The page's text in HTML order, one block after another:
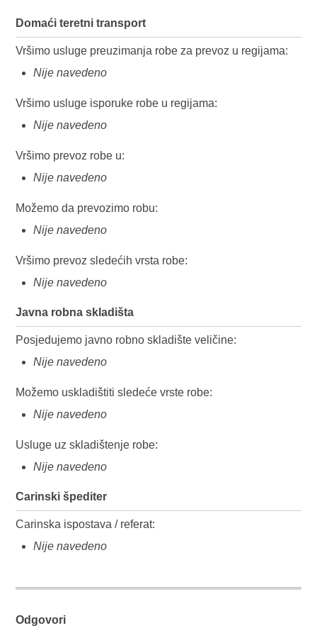
Domaći teretni transport
Vršimo usluge preuzimanja robe za prevoz u regijama:
Nije navedeno
Vršimo usluge isporuke robe u regijama:
Nije navedeno
Vršimo prevoz robe u:
Nije navedeno
Možemo da prevozimo robu:
Nije navedeno
Vršimo prevoz sledećih vrsta robe:
Nije navedeno
Javna robna skladišta
Posjedujemo javno robno skladište veličine:
Nije navedeno
Možemo uskladištiti sledeće vrste robe:
Nije navedeno
Usluge uz skladištenje robe:
Nije navedeno
Carinski špediter
Carinska ispostava / referat:
Nije navedeno
Odgovori